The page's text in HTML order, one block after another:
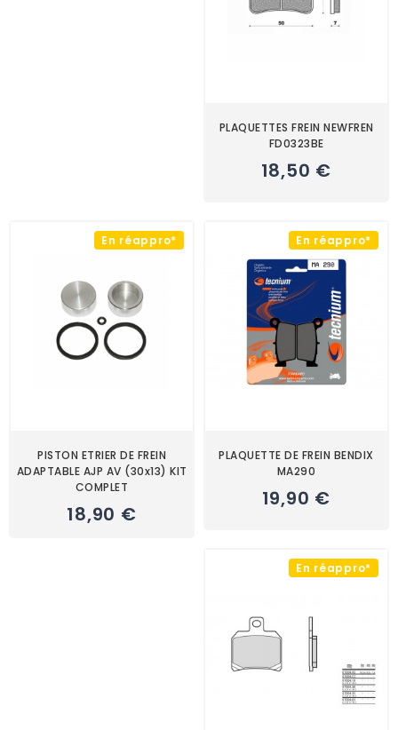
PLAQUETTES FREIN NEWFREN
FD0323BE
18,50 €
En réappro*
PISTON ETRIER DE FREIN
ADAPTABLE AJP AV (30x13) KIT
COMPLET
18,90 €
En réappro*
PLAQUETTE DE FREIN BENDIX
MA290
19,90 €
En réappro*